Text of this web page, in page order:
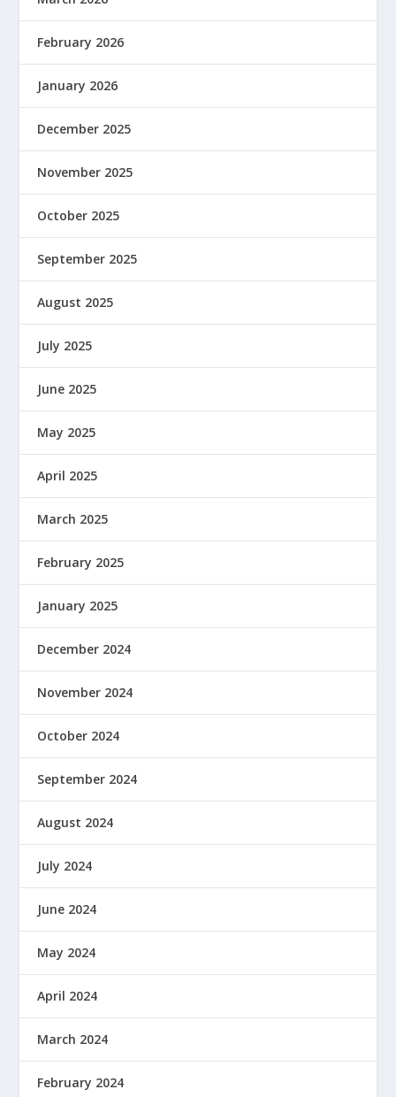
February 2026
January 2026
December 2025
November 2025
October 2025
September 2025
August 2025
July 2025
June 2025
May 2025
April 2025
March 2025
February 2025
January 2025
December 2024
November 2024
October 2024
September 2024
August 2024
July 2024
June 2024
May 2024
April 2024
March 2024
February 2024